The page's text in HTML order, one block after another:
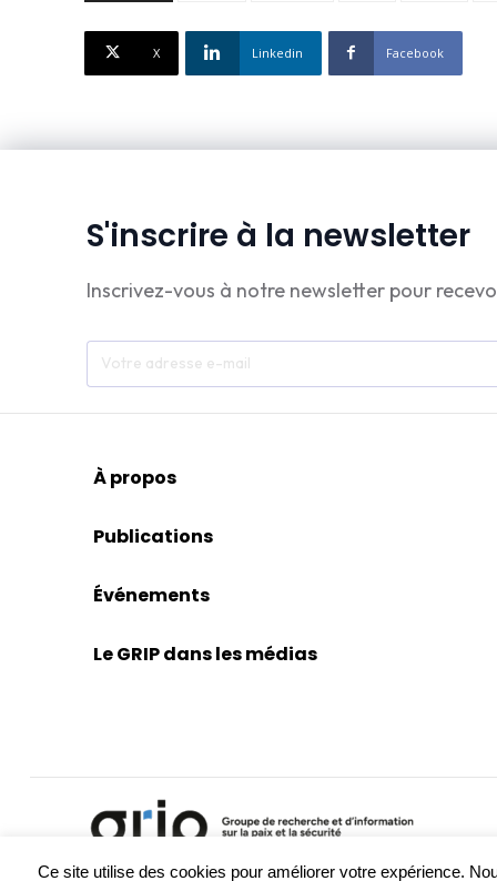
X Linkedin Facebook
S'inscrire à la newsletter
Inscrivez-vous à notre newsletter pour
À propos
Publications
Événements
Le GRIP dans les médias
Ce site utilise des cookies pour améliorer votre expérience.